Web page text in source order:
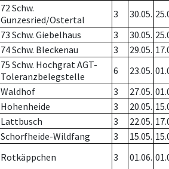
72 Schw.
Gunzesried/Ostertal
3 30.05.
73 Schw. Giebelhaus 3 30.05.
74 Schw. Bleckenau 3 29.05.
75 Schw. Hochgrat AGT-
Toleranzbelegstelle
6 23.05.
Waldhof 3 27.05.
Hohenheide 3 20.05.
Lattbusch 3 22.05.
Schorfheide-Wildfang 3 15.05.
Rotkäppchen 3 01.06.